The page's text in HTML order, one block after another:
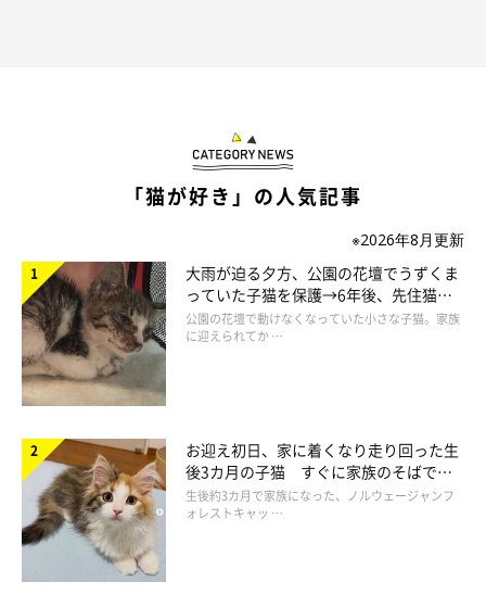
になるとは思っていませんでしたね。
になりました。家族では保護猫界のプリンセスだと言っています
（笑）」
「猫が好き」の人気記事
※2026年8月更新
大雨が迫る夕方、公園の花壇でうずくま
っていた子猫を保護→6年後、先住猫
と“姉妹”のような関係に
公園の花壇で動けなくなっていた小さな子猫。家族
に迎えられてか …
お迎え初日、家に着くなり走り回った生
後3カ月の子猫 すぐに家族のそばで落
ち着く姿に「迎えてよかった」
生後約3カ月で家族になった、ノルウェージャンフ
ォレストキャッ …